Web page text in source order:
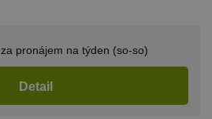
za pronájem na týden (so-so)
Detail